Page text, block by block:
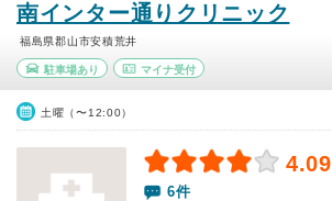
南インター通りクリニック
福島県郡山市安積荒井
駐車場あり マイナ受付
土曜（〜12:00）
4.09
6件